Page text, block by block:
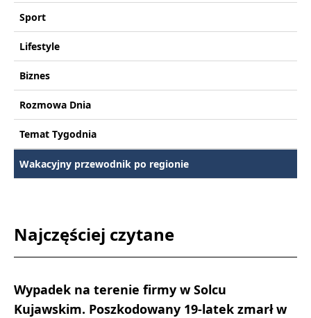
Sport
Lifestyle
Biznes
Rozmowa Dnia
Temat Tygodnia
Wakacyjny przewodnik po regionie
Najczęściej czytane
Wypadek na terenie firmy w Solcu
Kujawskim. Poszkodowany 19-latek zmarł w